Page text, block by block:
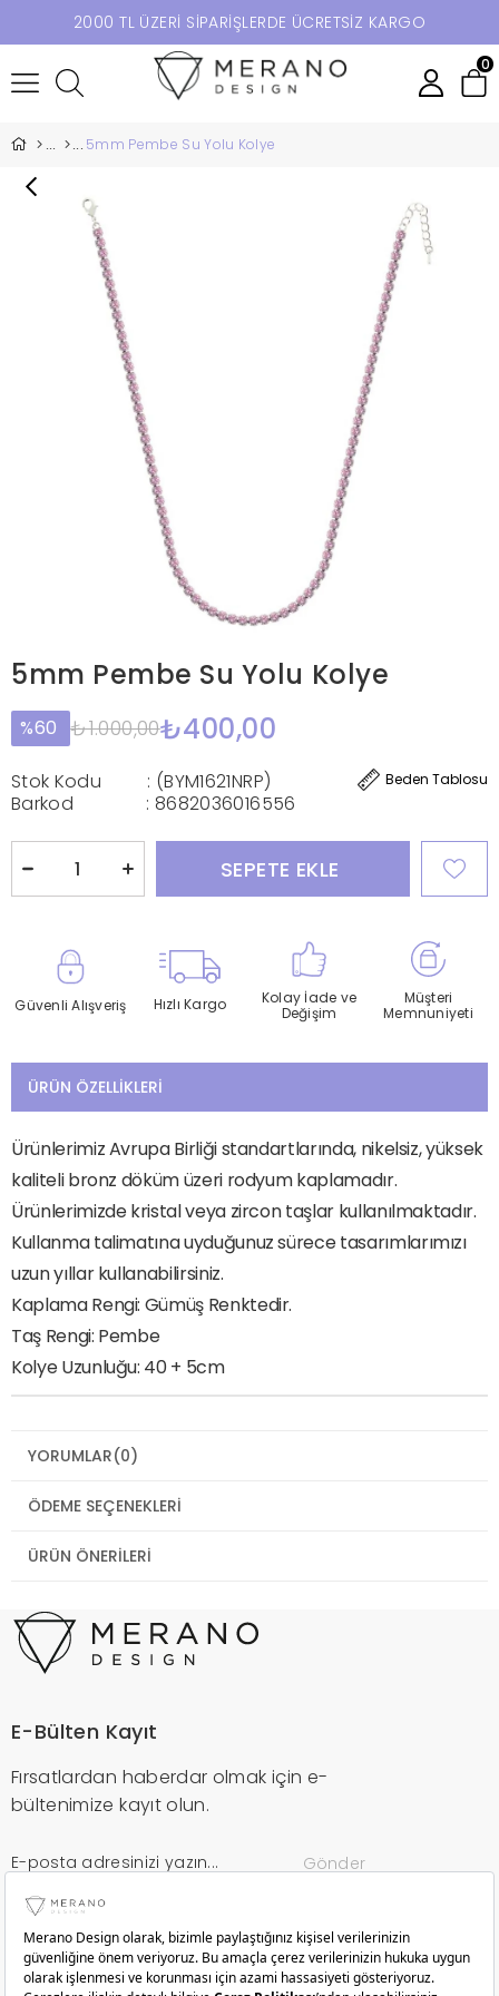
2000 TL ÜZERİ SİPARİŞLERDE ÜCRETSİZ KARGO
0
5mm Pembe Su Yolu Kolye
5mm Pembe Su Yolu Kolye
60 ₺1.000,00₺400,00
Beden Tablosu
Stok Kodu
(BYM1621NRP)
Barkod
: 8682036016556
Güvenli Alışveriş Hızlı Kargo
Kolay İade ve
Değişim
Müşteri
Memnuniyeti
ÜRÜN ÖZELLIKLERI
Ürünlerimiz Avrupa Birliği standartlarında, nikelsiz, yüksek
kaliteli bronz döküm üzeri rodyum kaplamadır.
Ürünlerimizde kristal veya zircon taşlar kullanılmaktadır.
Kullanma talimatına uyduğunuz sürece tasarımlarımızı
uzun yıllar kullanabilirsiniz.
Kaplama Rengi: Gümüş Renktedir.
Taş Rengi: Pembe
Kolye Uzunluğu: 40 + 5cm
YORUMLAR(0)
ÖDEME SEÇENEKLERI
ÜRÜN ÖNERILERI
E-Bülten Kayıt
Fırsatlardan haberdar olmak için e-
bültenimize kayıt olun.
Gönder
Kurumsal